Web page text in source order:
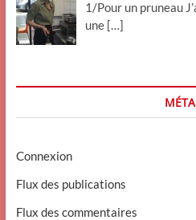
1/Pour un pruneau
une […]
MÉTA
Connexion
Flux des publications
Flux des commentaires